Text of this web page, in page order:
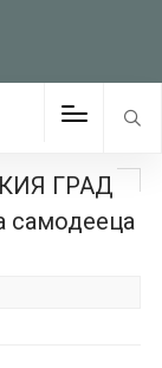
ГРАД
самодееца